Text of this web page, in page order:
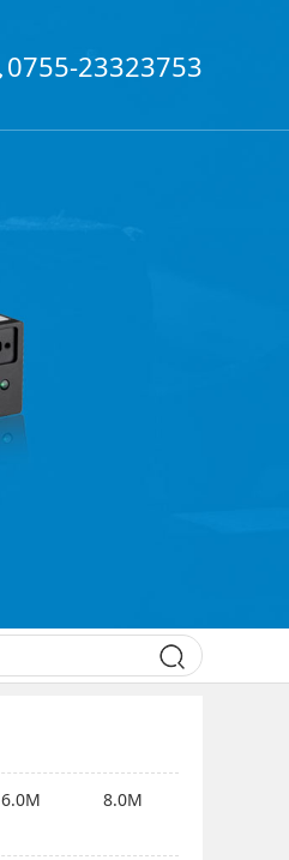
0755-23323753
6.0M
8.0M